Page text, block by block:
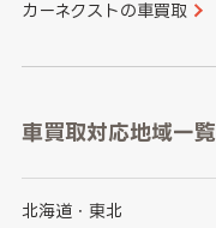
カーネクストの車買取
車買取対応地域一覧
北海道・東北